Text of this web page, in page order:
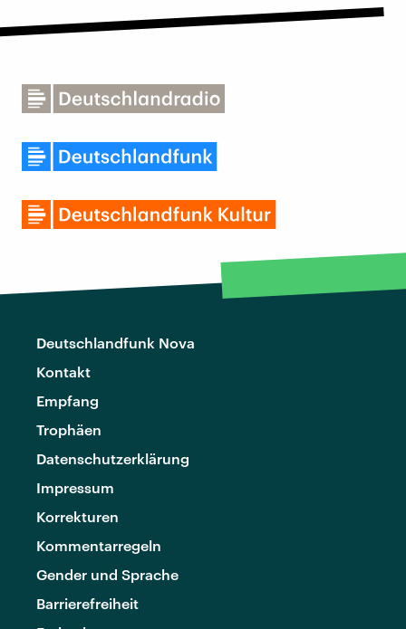
Deutschlandfunk Nova
Kontakt
Empfang
Trophäen
Datenschutzerklärung
Impressum
Korrekturen
Kommentarregeln
Gender und Sprache
Barrierefreiheit